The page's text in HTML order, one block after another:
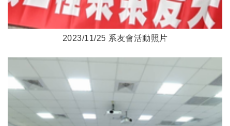
2023/11/25 系友會活動照片